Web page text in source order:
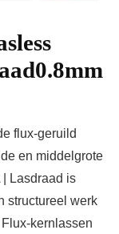
flux-geruild
en middelgrote
Lasdraad is
structureel werk
kernlassen